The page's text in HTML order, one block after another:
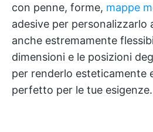
con penne, forme, mappe
adesive per personalizzarlo
anche estremamente
dimensioni e le posizioni
per renderlo esteticamente
perfetto per le tue esigenze.